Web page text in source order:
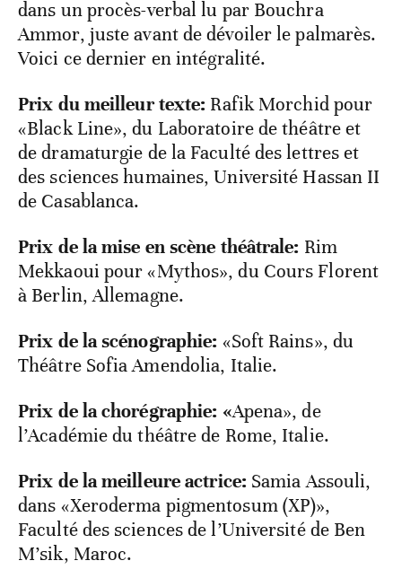
dans un procès-verbal lu par Bouchra
Ammor, juste avant de dévoiler le palmarès.
Voici ce dernier en intégralité.
Prix du meilleur texte: Rafik Morchid pour
«Black Line», du Laboratoire de théâtre et
de dramaturgie de la Faculté des lettres et
des sciences humaines, Université Hassan II
de Casablanca.
Prix de la mise en scène théâtrale: Rim
Mekkaoui pour «Mythos», du Cours Florent
à Berlin, Allemagne.
Prix de la scénographie: «Soft Rains», du
Théâtre Sofia Amendolia, Italie.
Prix de la chorégraphie: «Apena», de
l’Académie du théâtre de Rome, Italie.
Prix de la meilleure actrice: Samia Assouli,
dans «Xeroderma pigmentosum (XP)»,
Faculté des sciences de l’Université de Ben
M’sik, Maroc.